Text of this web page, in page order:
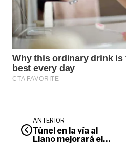
ANTERIOR
Túnel en la vía al
Llano mejorará el